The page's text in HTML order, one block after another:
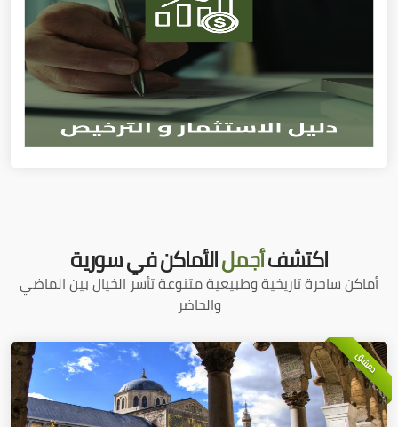
اكتشفأجملالأماكن في سورية
أماكن ساحرة تاريخية وطبيعية متنوعة تأسر الخيال بين الماضي
والحاضر
دمشق